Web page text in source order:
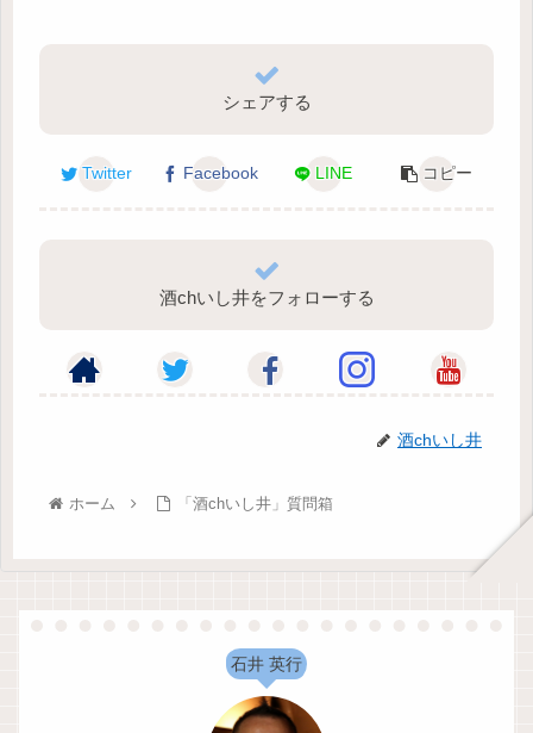
シェアする
Twitter Facebook LINE コピー
酒chいし井をフォローする
酒chいし井
ホーム 「酒chいし井」質問箱
石井 英行